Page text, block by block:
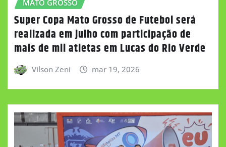
MATO GROSSO
Super Copa Mato Grosso de Futebol será
realizada em julho com participação de
mais de mil atletas em Lucas do Rio Verde
Vilson Zeni mar 19, 2026